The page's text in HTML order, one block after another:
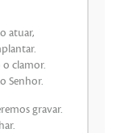
atuar,
clamor.
Senhor.
gravar.